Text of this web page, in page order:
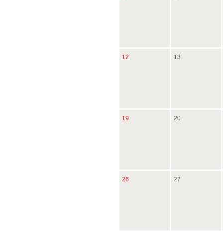
12 13
19 20
26 27